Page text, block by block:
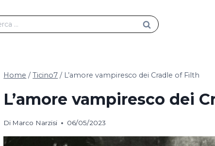
Home / Ticino7 / L’amore vampiresco dei Cradle of Filth
L’amore vampiresco dei
Di Marco Narzisi 06/05/2023